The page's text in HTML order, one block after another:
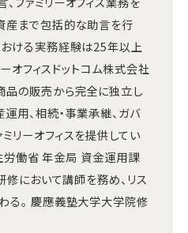
産まで包括的な助言を行
おける実務経験は25年以上
オフィスドットコム株式会社
品の販売から完全に独立し
用、相続・事業承継、ガバ
リーオフィスを提供してい
労働省 年金局 資金運用課
修において講師を務め、リス
る。 慶應義塾大学大学院修